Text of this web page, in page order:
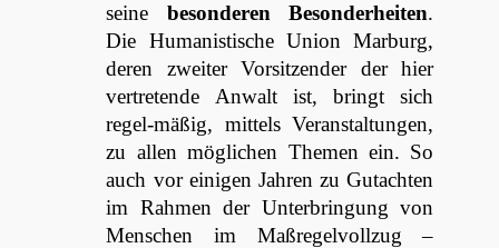
seine besonderen Besonderheiten.
Die Humanistische Union Marburg,
deren zweiter Vorsitzender der hier
vertretende Anwalt ist, bringt sich
regel-mäßig, mittels Veranstaltungen,
zu allen möglichen Themen ein. So
auch vor einigen Jahren zu Gutachten
im Rahmen der Unterbringung von
Menschen im Maßregelvollzug –